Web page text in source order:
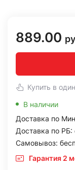
889.00
Купить в
В наличии
Доставка по
Доставка по РБ:
Самовывоз:
Гарантия 2